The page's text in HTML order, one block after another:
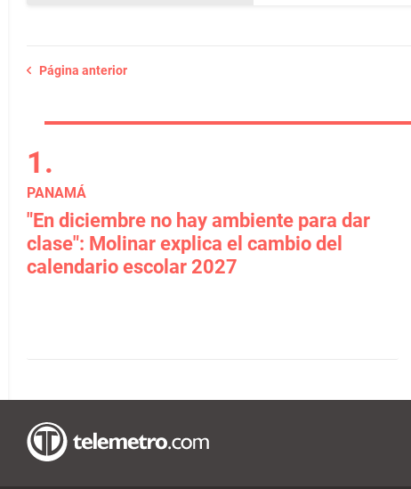
Página anterior
PANAMÁ
"En diciembre no hay ambiente para dar
clase": Molinar explica el cambio del
calendario escolar 2027